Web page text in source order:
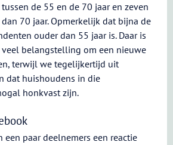
de 55 en de 70 jaar en zeven
70 jaar. Opmerkelijk dat bijna de
ouder dan 55 jaar is. Daar is
belangstelling om een nieuwe
terwijl we tegelijkertijd uit
dat huishoudens in die
honkvast zijn.
een paar deelnemers een reactie